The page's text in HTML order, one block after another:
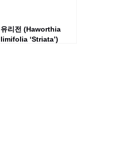
유리전 (Haworthia
limifolia ‘Striata’)